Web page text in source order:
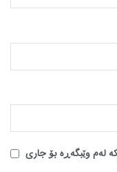
لەم وێبگەڕە بۆ جاری